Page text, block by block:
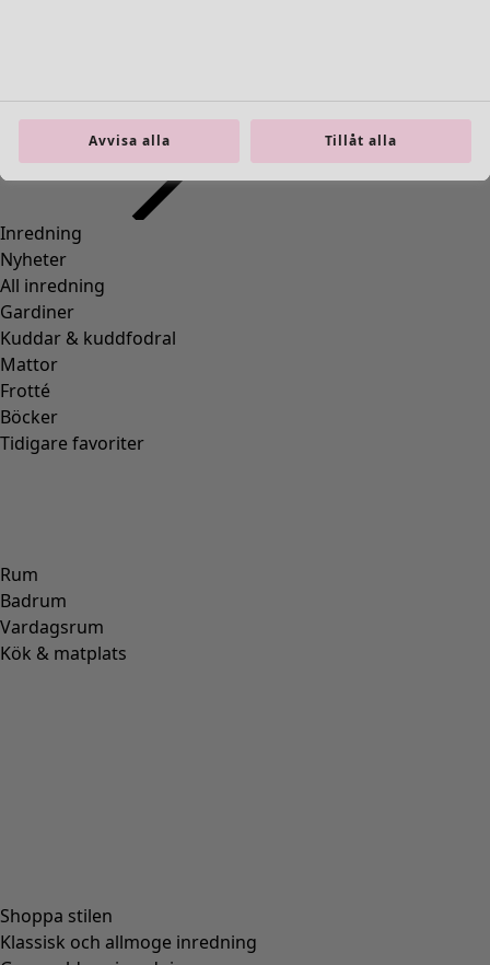
Inredning
Nyheter
All inredning
Gardiner
Kuddar & kuddfodral
Mattor
Frotté
Böcker
Tidigare favoriter
Rum
Badrum
Vardagsrum
Kök & matplats
Shoppa stilen
Klassisk och allmoge inredning
Avvisa alla Tillåt alla